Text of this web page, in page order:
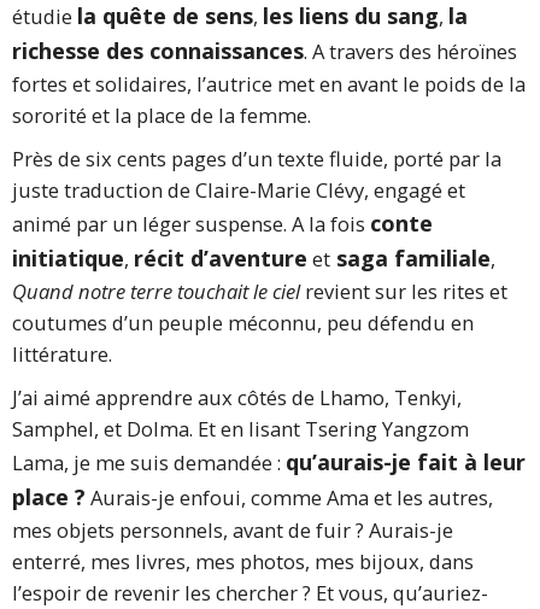
étudie la quête de sens, les liens du sang, la
richesse des connaissances. A travers des héroïnes
fortes et solidaires, l’autrice met en avant le poids de la
sororité et la place de la femme.
Près de six cents pages d’un texte fluide, porté par la
juste traduction de Claire-Marie Clévy, engagé et
animé par un léger suspense. A la fois conte
initiatique, récit d’aventure et saga familiale,
Quand notre terre touchait le cielrevient sur les rites et
coutumes d’un peuple méconnu, peu défendu en
littérature.
J’ai aimé apprendre aux côtés de Lhamo, Tenkyi,
Samphel, et Dolma. Et en lisant Tsering Yangzom
Lama, je me suis demandée : qu’aurais-je fait à leur
place ? Aurais-je enfoui, comme Ama et les autres,
mes objets personnels, avant de fuir ? Aurais-je
enterré, mes livres, mes photos, mes bijoux, dans
l’espoir de revenir les chercher ? Et vous, qu’auriez-